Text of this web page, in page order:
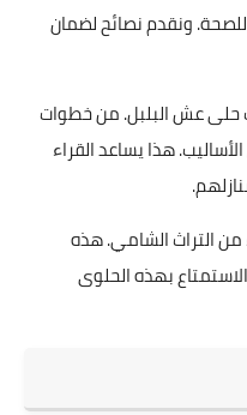
ونقدم نصائح لضمان
حلى عش البلبل. من خطوات
هذا يساعد القراء
التراث الشامي. هذه
بهذه الحلوى